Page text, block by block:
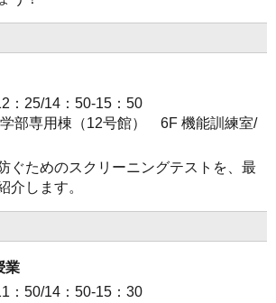
：25/14：50-15：50
部専用棟（12号館） 6F 機能訓練室/
ぐためのスクリーニングテストを、最
介します。
業
：50/14：50-15：30